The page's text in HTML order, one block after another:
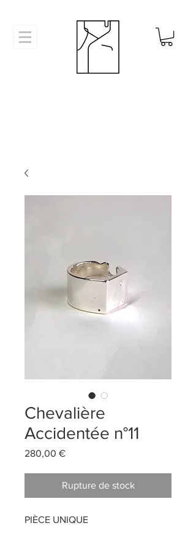
Chevalière
Accidentée n°11
280,00 €Prix
Rupture de stock
PIÈCE UNIQUE